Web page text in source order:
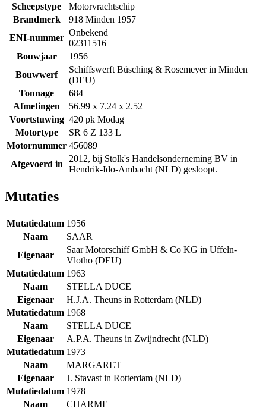
Scheepstype
Motorvrachtschip
Brandmerk
918 Minden 1957
ENI-nummer
Onbekend
02311516
Bouwjaar
1956
Bouwwerf
Schiffswerft Büsching & Rosemeyer in Minden
(DEU)
Tonnage
684
Afmetingen
56.99 x 7.24 x 2.52
Voortstuwing 420 pk Modag
Motortype
SR 6 Z 133 L
Motornummer 456089
Afgevoerd in
2012, bij Stolk's Handelsonderneming BV in
Hendrik-Ido-Ambacht (NLD) gesloopt.
Mutaties
Mutatiedatum 1956
Naam
SAAR
Eigenaar
Saar Motorschiff GmbH & Co KG in Uffeln-
Vlotho (DEU)
Mutatiedatum 1963
Naam
STELLA DUCE
Eigenaar
H.J.A. Theuns in Rotterdam (NLD)
Mutatiedatum 1968
Naam
STELLA DUCE
Eigenaar
A.P.A. Theuns in Zwijndrecht (NLD)
Mutatiedatum 1973
Naam
MARGARET
Eigenaar
J. Stavast in Rotterdam (NLD)
Mutatiedatum 1978
Naam
CHARME